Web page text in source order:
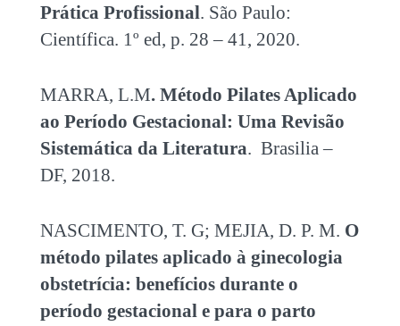
Prática Profissional. São Paulo:
Científica. 1º ed, p. 28 – 41, 2020.
MARRA, L.M. Método Pilates Aplicado
ao Período Gestacional: Uma Revisão
Sistemática da Literatura. Brasilia –
DF, 2018.
NASCIMENTO, T. G; MEJIA, D. P. M. O
método pilates aplicado à ginecologia
obstetrícia: benefícios durante o
período gestacional e para o parto